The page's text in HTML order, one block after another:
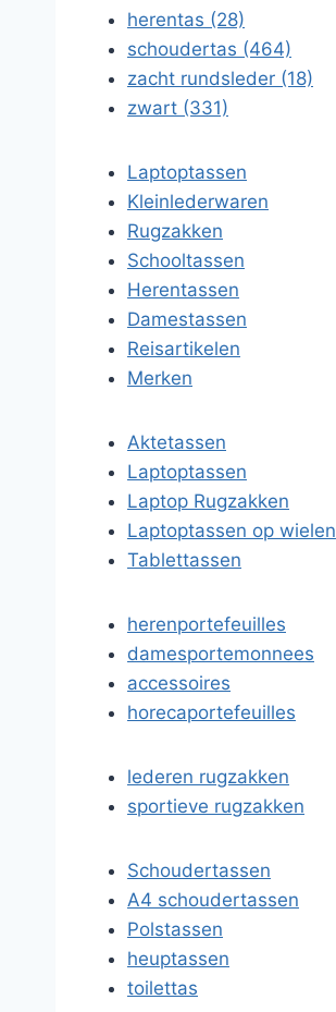
herentas (28)
schoudertas (464)
zacht rundsleder (18)
zwart (331)
Laptoptassen
Kleinlederwaren
Rugzakken
Schooltassen
Herentassen
Damestassen
Reisartikelen
Merken
Aktetassen
Laptoptassen
Laptop Rugzakken
Laptoptassen op wielen
Tablettassen
herenportefeuilles
damesportemonnees
accessoires
horecaportefeuilles
lederen rugzakken
sportieve rugzakken
Schoudertassen
A4 schoudertassen
Polstassen
heuptassen
toilettas